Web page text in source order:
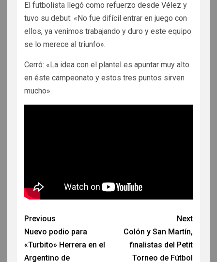
El futbolista llegó como refuerzo desde Vélez y
tuvo su debut: «No fue difícil entrar en juego con
ellos, ya venimos trabajando y duro y este equipo
se lo merece al triunfo».
Cerró: «La idea con el plantel es apuntar muy alto
en éste campeonato y estos tres puntos sirven
mucho».
Previous
Nuevo podio para
«Turbito» Herrera en el
Argentino de
Next
Colón y San Martín,
finalistas del Petit
Torneo de Fútbol